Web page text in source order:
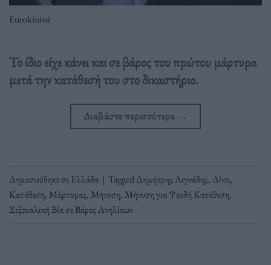
Eurokinissi
Το ίδιο είχε κάνει και σε βάρος του πρώτου μάρτυρα
μετά την κατάθεσή του στο δικαστήριο.
Διαβάστε περισσότερα →
Δημοσιεύθηκε σεΕλλάδα | TaggedΔημήτρης Λιγνάδης, Δίκη,
Κατάθεση, Μάρτυρας, Μήνυση, Μήνυση για Ψευδή Κατάθεση,
Σεξουαλική Βία σε Βάρος Ανηλίκων